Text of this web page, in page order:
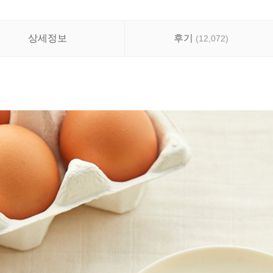
상세정보 후기 (12,072)